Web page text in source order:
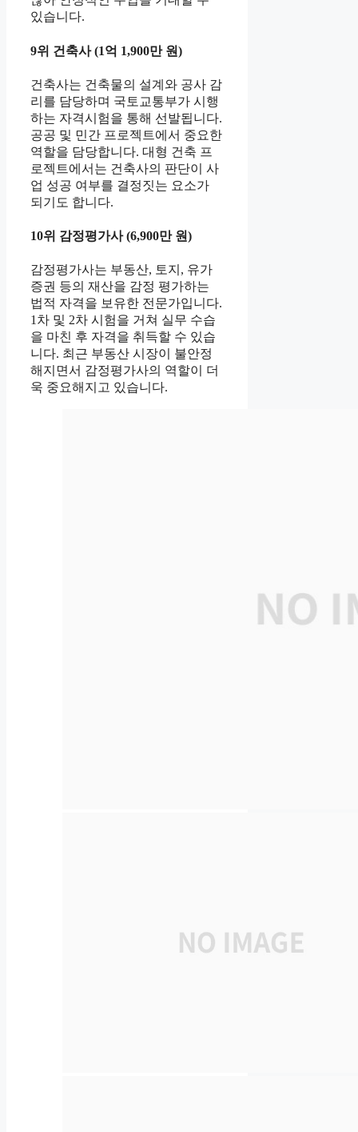
있습니다.
9위 건축사 (1억 1,900만 원)
건축사는 건축물의 설계와 공사 감
리를 담당하며 국토교통부가 시행
하는 자격시험을 통해 선발됩니다.
공공 및 민간 프로젝트에서 중요한
역할을 담당합니다. 대형 건축 프
로젝트에서는 건축사의 판단이 사
업 성공 여부를 결정짓는 요소가
되기도 합니다.
10위 감정평가사 (6,900만 원)
감정평가사는 부동산, 토지, 유가
증권 등의 재산을 감정 평가하는
법적 자격을 보유한 전문가입니다.
1차 및 2차 시험을 거쳐 실무 수습
을 마친 후 자격을 취득할 수 있습
니다. 최근 부동산 시장이 불안정
해지면서 감정평가사의 역할이 더
욱 중요해지고 있습니다.